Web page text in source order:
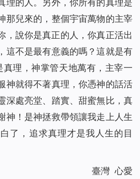
理的人。另外，你所有的真理是
那兒來的，整個宇宙萬物的主宰
說你是真正的人，你真正活出
這不是最有意義的嗎？這就是有
理，神掌管天地萬有，主宰一
神就得不著真理，你憑神的話活
深處亮堂、踏實、甜蜜無比，真
神！是神拯救帶領讓我走上人生
了，追求真理才是我人生的目
臺灣 心愛